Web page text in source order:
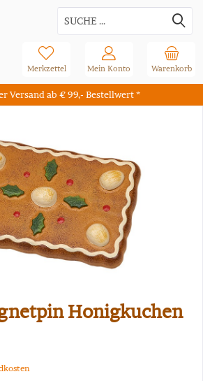
Versand ab € 99,- Bestellwert *
Warenkorb
Merkzettel Mein Konto
Honigkuchen